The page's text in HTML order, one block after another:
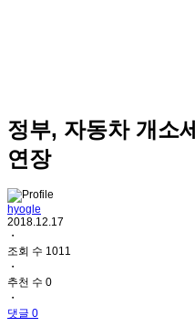
정부, 자동차 개소
연장
hyogle
2018.12.17
・
조회 수 1011
・
추천 수 0
・
댓글 0